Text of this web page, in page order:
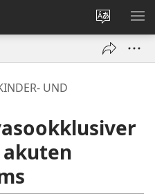
ändern
UND
akuten